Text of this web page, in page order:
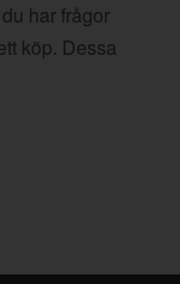
har frågor
köp. Dessa